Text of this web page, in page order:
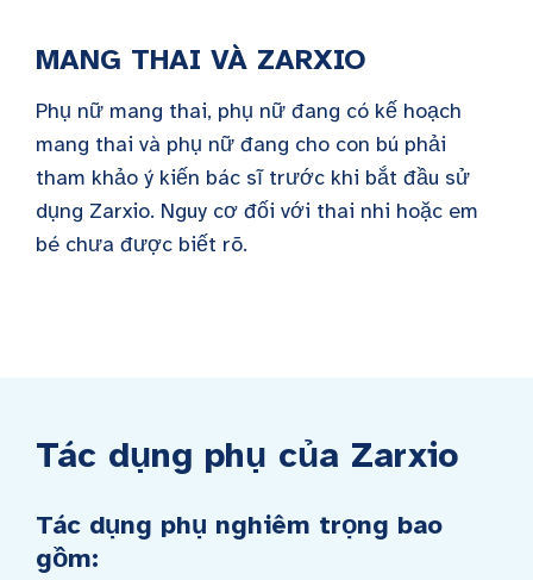
MANG THAI VÀ ZARXIO
Phụ nữ mang thai, phụ nữ đang có kế hoạch
mang thai và phụ nữ đang cho con bú phải
tham khảo ý kiến bác sĩ trước khi bắt đầu sử
dụng Zarxio. Nguy cơ đối với thai nhi hoặc em
bé chưa được biết rõ.
Tác dụng phụ của Zarxio
Tác dụng phụ nghiêm trọng bao
gồm: